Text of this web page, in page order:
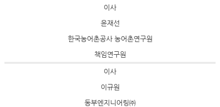
이사
윤재선
한국농어촌공사 농어촌연구원
책임연구원
이사
이규원
동부엔지니어링㈜